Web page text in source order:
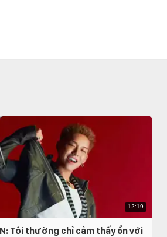
12:19
Tôi thường chỉ cảm thấy ổn với